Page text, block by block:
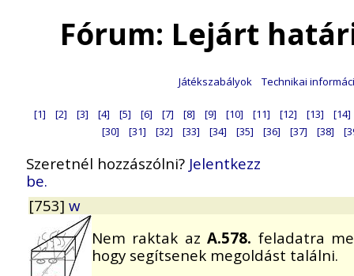
Fórum: Lejárt
Játékszabályok Technikai
[1] [2] [3] [4] [5] [6] [7] [8] [9] [10] [11] [12] [13]
[14]
[30]
[31] [32] [33] [34] [35] [36] [37] [38]
Szeretnél hozzászólni? Jelentkezz
be.
[753] w
Nem raktak azA.578. feladatra
hogy segítsenek megoldást találni.